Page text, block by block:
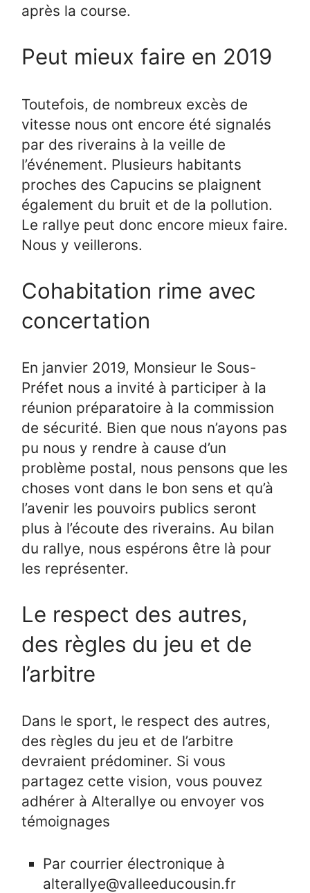
après la course.
Peut mieux faire en 2019
Toutefois, de nombreux excès de
vitesse nous ont encore été signalés
par des riverains à la veille de
l’événement. Plusieurs habitants
proches des Capucins se plaignent
également du bruit et de la pollution.
Le rallye peut donc encore mieux faire.
Nous y veillerons.
Cohabitation rime avec
concertation
En janvier 2019, Monsieur le Sous-
Préfet nous a invité à participer à la
réunion préparatoire à la commission
de sécurité. Bien que nous n’ayons pas
pu nous y rendre à cause d’un
problème postal, nous pensons que les
choses vont dans le bon sens et qu’à
l’avenir les pouvoirs publics seront
plus à l’écoute des riverains. Au bilan
du rallye, nous espérons être là pour
les représenter.
Le respect des autres,
des règles du jeu et de
l’arbitre
Dans le sport, le respect des autres,
des règles du jeu et de l’arbitre
devraient prédominer. Si vous
partagez cette vision, vous pouvez
adhérer à Alterallye ou envoyer vos
témoignages
Par courrier électronique à
alterallye@valleeducousin.fr